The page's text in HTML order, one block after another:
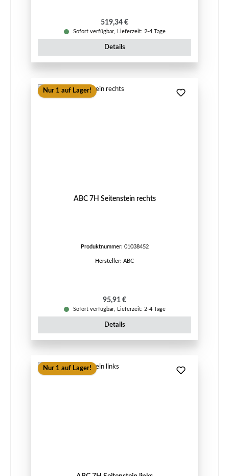
Regulärer Preis:
519,34 €
Sofort verfügbar, Lieferzeit: 2-4 Tage
Details
Nur 1 auf Lager!
ABC 7H Seitenstein rechts
Produktnummer: 01038452
Hersteller: ABC
Regulärer Preis:
95,91 €
Sofort verfügbar, Lieferzeit: 2-4 Tage
Details
Nur 1 auf Lager!